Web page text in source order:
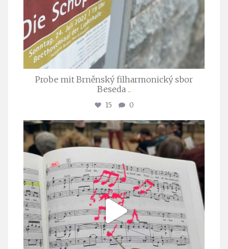
Probe mit Brněnský filharmonický sbor
Beseda ...
15 0
stuttgarter_oratorienchor
Juli 23